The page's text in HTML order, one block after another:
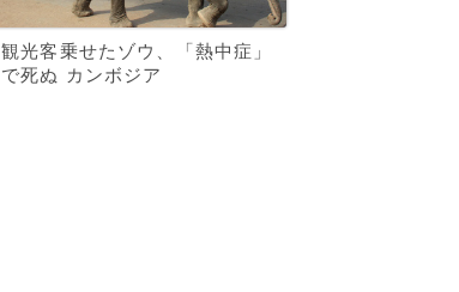
観光客乗せたゾウ、「熱中症」
で死ぬ カンボジア